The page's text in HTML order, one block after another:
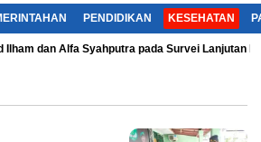
PENDIDIKAN KESEHATAN
Ilham dan Alfa Syahputra pada Survei Lanjutan